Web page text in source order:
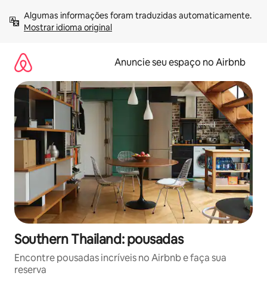
para
Mostrar idioma original
Anuncie seu espaço no Airbnb
Southern Thailand: pousadas
Encontre pousadas incríveis no Airbnb e faça sua
reserva